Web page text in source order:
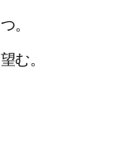
。
む。